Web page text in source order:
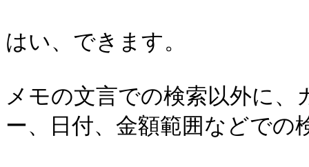
はい、できます。
メモの文言での検索以外に
ー、日付、金額範囲などでの